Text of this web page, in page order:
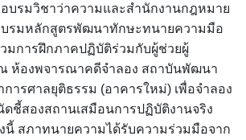
บรมวิชาว่าความและสำนักงานกฎหมาย
บรมหลักสูตรพัฒนาทักษะทนายความมือ
มการฝึกภาคปฏิบัติร่วมกับผู้ช่วยผู้
ห้องพจารณาคดีจำลอง สถาบันพัฒนา
ารศาลยุติธรรม (อาคารใหม่) เพื่อจำลอง
ชี้สองสถานเสมือนการปฏิบัติงานจริง
นี้ สภาทนายความได้รับความร่วมมือจาก